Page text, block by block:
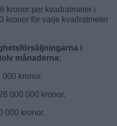
kronor per kvadratmeter i
kronor för varje kvadratmeter
i
månaderna:
kronor.
000 000 kronor.
000 kronor.